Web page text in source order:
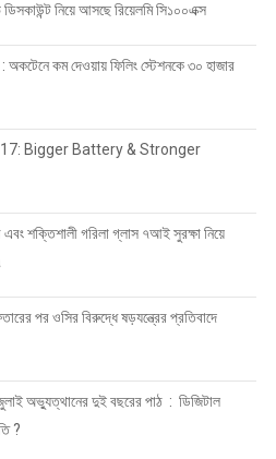
ডিসকাউন্ট নিয়ে আসছে রিয়েলমি সি১০০এক্স
কম দেওয়ায় ফিলিং স্টেশনকে ৩০ হাজার
Bigger Battery & Stronger
এবং শক্তিশালী গরিলা গ্লাস ৭আই সুরক্ষা নিয়ে
পর ওসির বিরুদ্ধে ষড়যন্ত্রের প্রতিবাদে
অভ্যুত্থানের দুই বছরের পাঠ : ডিজিটাল
?